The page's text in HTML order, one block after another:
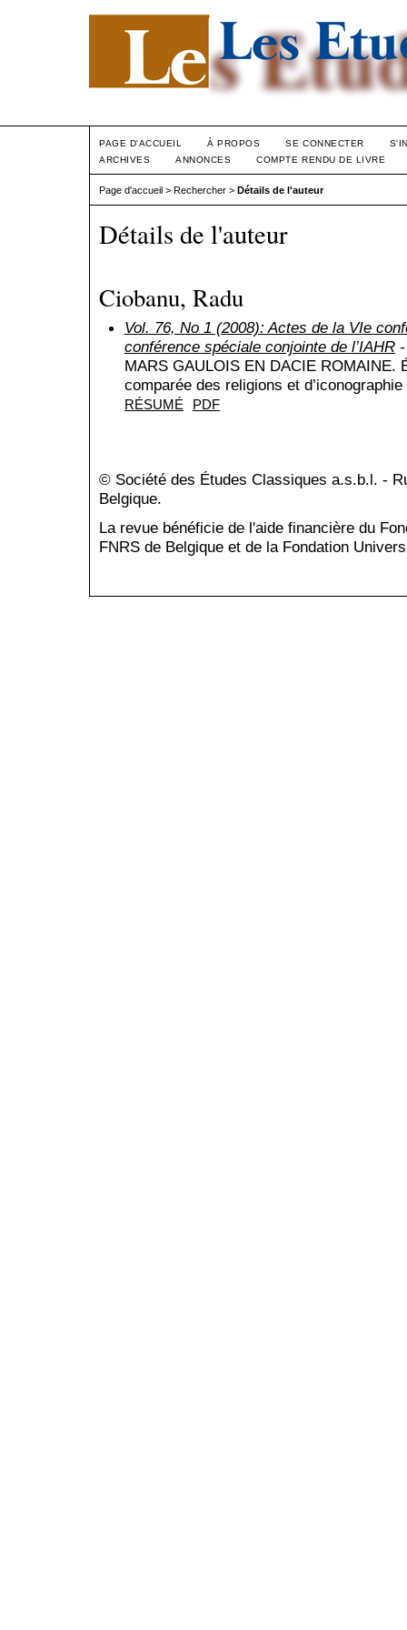
PAGE D'ACCUEIL À PROPOS SE CONNECTER
ARCHIVES
ANNONCES COMPTE RENDU DE LIVRE
Page d'accueil > Rechercher > Détails de l'auteur
Détails de l'auteur
Ciobanu, Radu
Vol. 76, No 1 (2008): Actes de la VIe
conférence spéciale conjointe de l’IAHR
MARS GAULOIS EN DACIE ROMAINE.
comparée des religions et d’iconographie
RÉSUMÉ PDF
© Société des Études Classiques a.s.b.l. -
Belgique.
La revue bénéficie de l'aide financière du
FNRS de Belgique et de la Fondation